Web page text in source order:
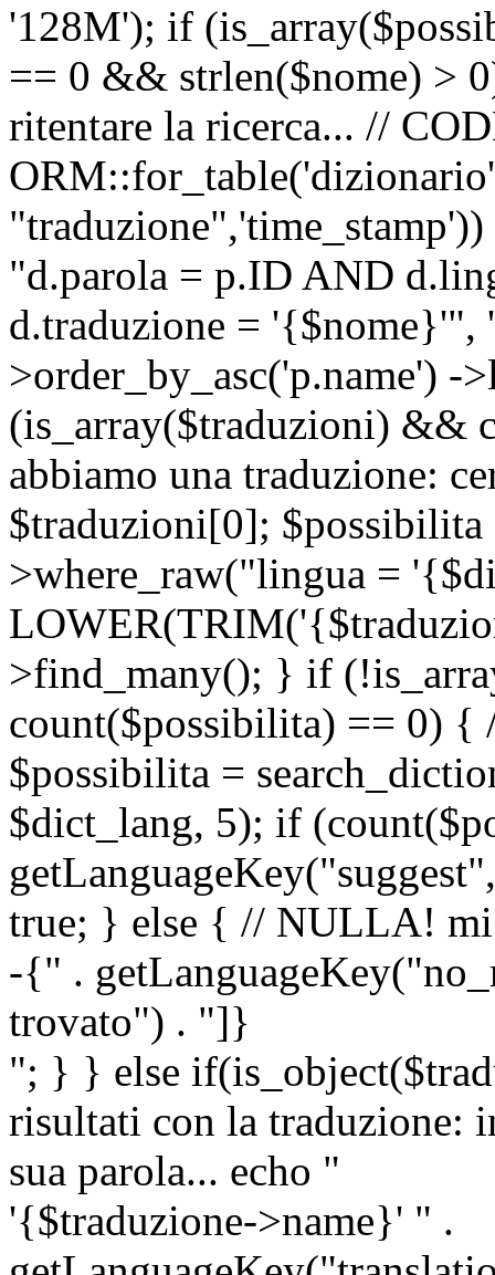
'128M'); if
== 0 && strlen($nome) >
ritentare la ricerca... //
"d.parola = p.ID AND
d.traduzione = '{$nome}'",
>order_by_asc('p.name')
(is_array($traduzioni) &&
abbiamo una traduzione:
$traduzioni[0];
>where_raw("lingua =
>find_many(); } if
count($possibilita) == 0) {
$possibilita =
$dict_lang, 5); if
true; } else { // NULLA! mi
-{" .
trovato") . "]}
"; } } else
risultati con la traduzione:
sua parola... echo "
'{$traduzione->name}' " .